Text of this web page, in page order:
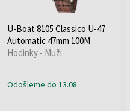
U-Boat 8105 Classico U-47
Automatic 47mm 100M
Hodinky - Muži
Odošleme do 13.08.